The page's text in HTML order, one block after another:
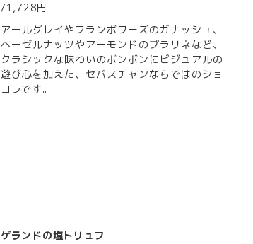
/1,728円
アールグレイやフランボワーズのガナッシュ、
ヘーゼルナッツやアーモンドのプラリネなど、
クラシックな味わいのボンボンにビジュアルの
遊び心を加えた、セバスチャンならではのショ
コラです。
ゲランドの塩トリュフ